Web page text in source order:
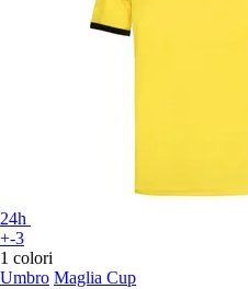
24h
+-3
1 colori
Umbro Maglia Cup